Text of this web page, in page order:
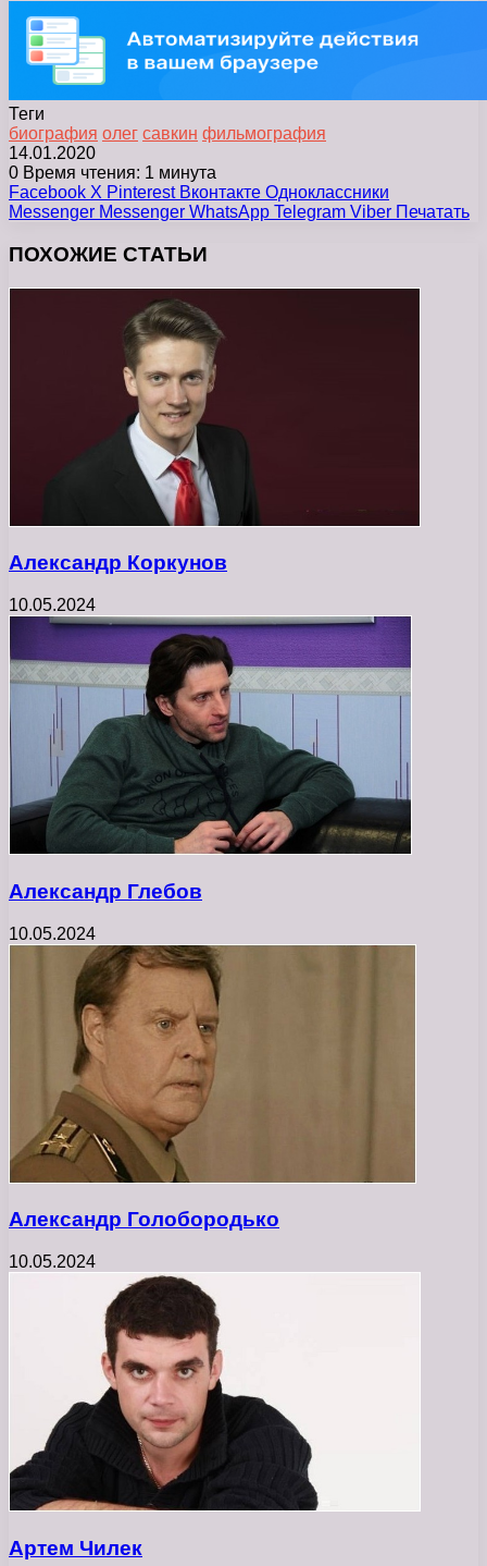
Теги
биография олег савкин фильмография
14.01.2020
0 Время чтения: 1 минута
Facebook X Pinterest Вконтакте Одноклассники
Messenger Messenger WhatsApp Telegram Viber Печатать
ПОХОЖИЕ СТАТЬИ
Александр Коркунов
10.05.2024
Александр Глебов
10.05.2024
Александр Голобородько
10.05.2024
Артем Чилек